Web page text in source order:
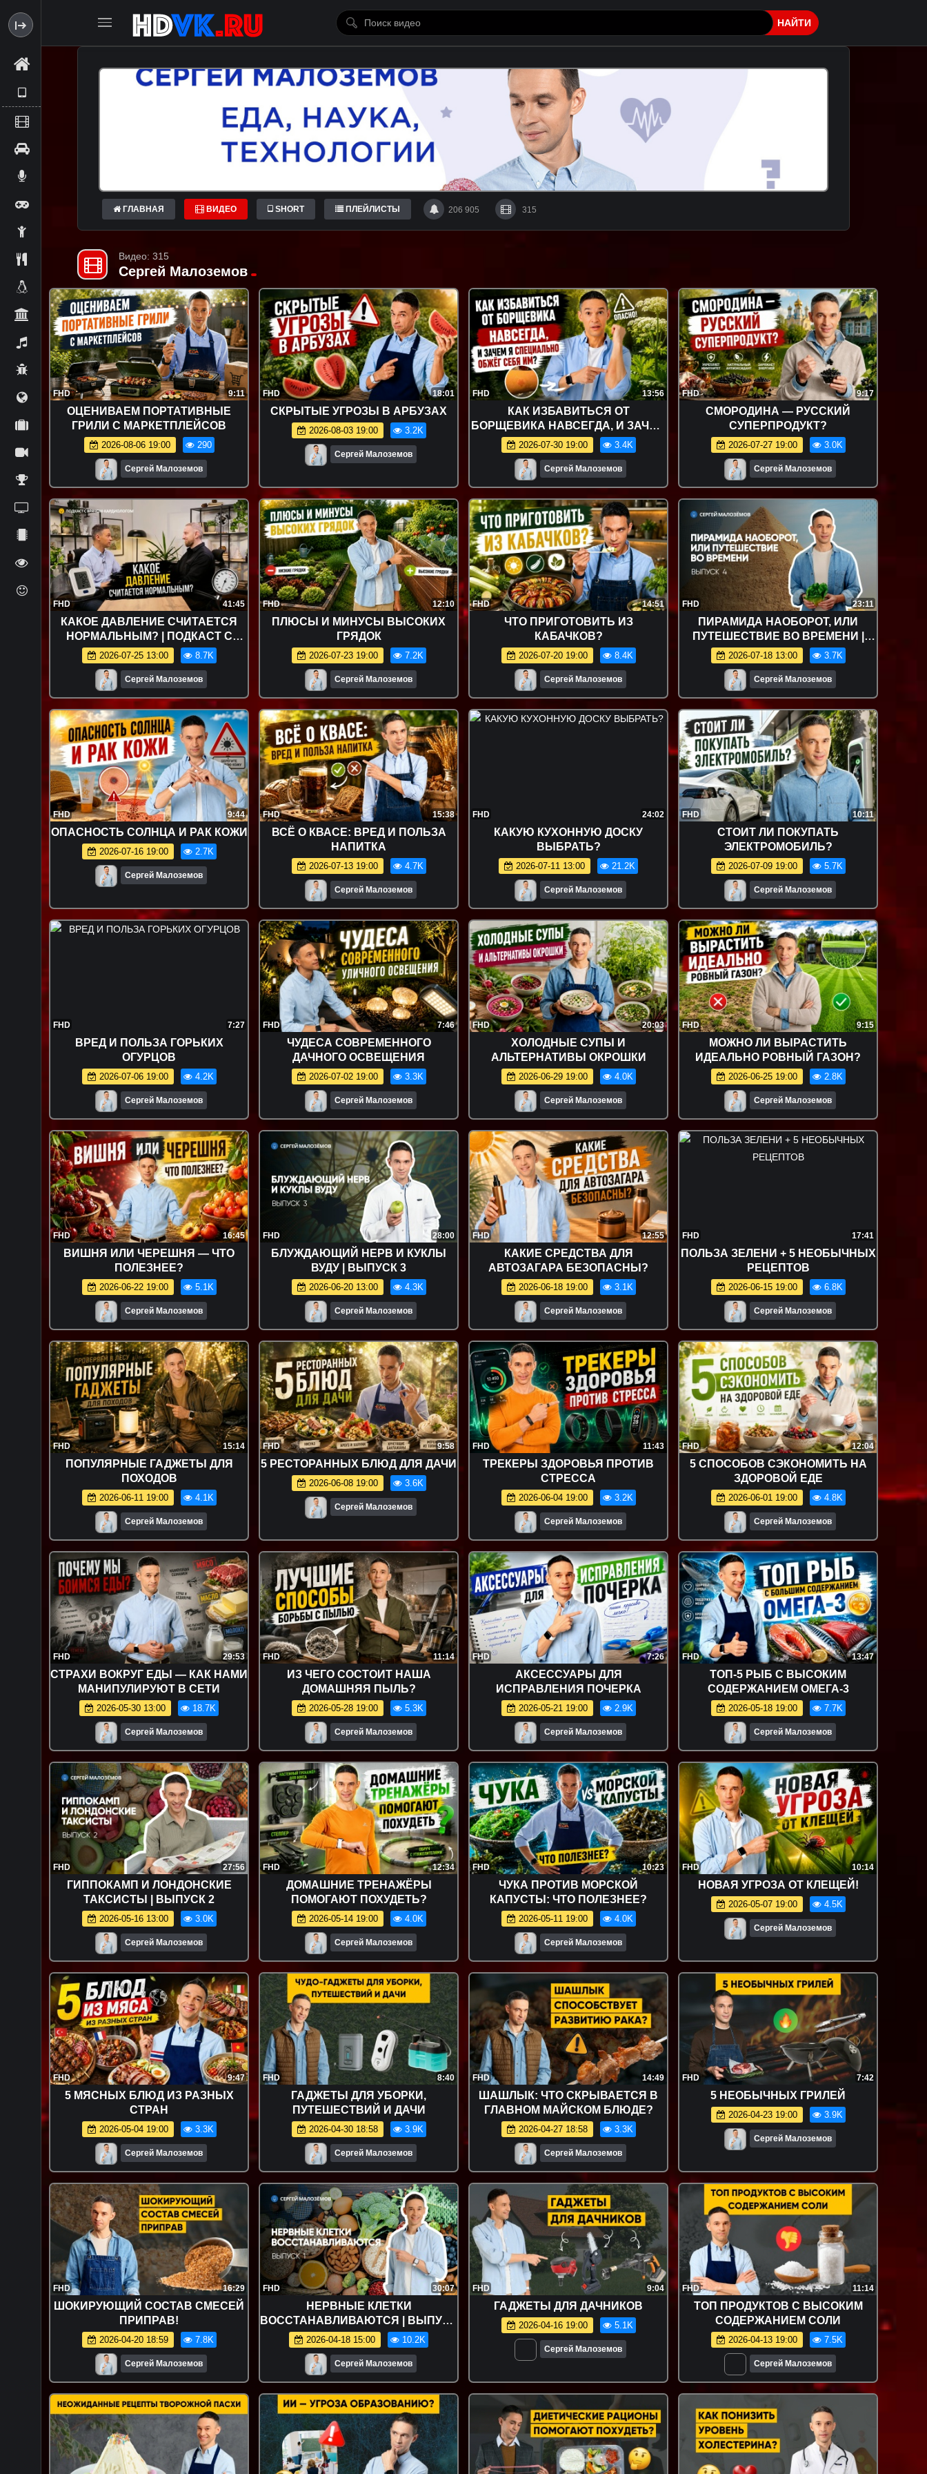
НАЙТИ
ГЛАВНАЯ ВИДЕО SHORT ПЛЕЙЛИСТЫ 206 905 315
Видео: 315
Сергей Малоземов
FHD 9:11
ОЦЕНИВАЕМ ПОРТАТИВНЫЕ
ГРИЛИ С МАРКЕТПЛЕЙСОВ
2026-08-06 19:00 290
Сергей Малоземов
FHD 18:01
СКРЫТЫЕ УГРОЗЫ В АРБУЗАХ
2026-08-03 19:00 3.2K
Сергей Малоземов
FHD 13:56
КАК ИЗБАВИТЬСЯ ОТ
БОРЩЕВИКА НАВСЕГДА, И ЗАЧЕМ
Я СПЕЦИАЛЬНО ОБЖЁГ СЕБЯ ИМ?
2026-07-30 19:00 3.4K
Сергей Малоземов
FHD 9:17
СМОРОДИНА — РУССКИЙ
СУПЕРПРОДУКТ?
2026-07-27 19:00 3.0K
Сергей Малоземов
FHD 41:45
КАКОЕ ДАВЛЕНИЕ СЧИТАЕТСЯ
НОРМАЛЬНЫМ? | ПОДКАСТ С
ВРАЧОМ-КАРДИОЛОГОМ
2026-07-25 13:00 8.7K
Сергей Малоземов
FHD 12:10
ПЛЮСЫ И МИНУСЫ ВЫСОКИХ
ГРЯДОК
2026-07-23 19:00 7.2K
Сергей Малоземов
FHD 14:51
ЧТО ПРИГОТОВИТЬ ИЗ
КАБАЧКОВ?
2026-07-20 19:00 8.4K
Сергей Малоземов
FHD 23:11
ПИРАМИДА НАОБОРОТ, ИЛИ
ПУТЕШЕСТВИЕ ВО ВРЕМЕНИ |
ВЫПУСК 4
2026-07-18 13:00 3.7K
Сергей Малоземов
FHD 9:44
ОПАСНОСТЬ СОЛНЦА И РАК КОЖИ
2026-07-16 19:00 2.7K
Сергей Малоземов
FHD 15:38
ВСЁ О КВАСЕ: ВРЕД И ПОЛЬЗА
НАПИТКА
2026-07-13 19:00 4.7K
Сергей Малоземов
FHD 24:02
КАКУЮ КУХОННУЮ ДОСКУ
ВЫБРАТЬ?
2026-07-11 13:00 21.2K
Сергей Малоземов
FHD 10:11
СТОИТ ЛИ ПОКУПАТЬ
ЭЛЕКТРОМОБИЛЬ?
2026-07-09 19:00 5.7K
Сергей Малоземов
FHD 7:27
ВРЕД И ПОЛЬЗА ГОРЬКИХ
ОГУРЦОВ
2026-07-06 19:00 4.2K
Сергей Малоземов
FHD 7:46
ЧУДЕСА СОВРЕМЕННОГО
ДАЧНОГО ОСВЕЩЕНИЯ
2026-07-02 19:00 3.3K
Сергей Малоземов
FHD 20:03
ХОЛОДНЫЕ СУПЫ И
АЛЬТЕРНАТИВЫ ОКРОШКИ
2026-06-29 19:00 4.0K
Сергей Малоземов
FHD 9:15
МОЖНО ЛИ ВЫРАСТИТЬ
ИДЕАЛЬНО РОВНЫЙ ГАЗОН?
2026-06-25 19:00 2.8K
Сергей Малоземов
FHD 16:45
ВИШНЯ ИЛИ ЧЕРЕШНЯ — ЧТО
ПОЛЕЗНЕЕ?
2026-06-22 19:00 5.1K
Сергей Малоземов
FHD 28:00
БЛУЖДАЮЩИЙ НЕРВ И КУКЛЫ
ВУДУ | ВЫПУСК 3
2026-06-20 13:00 4.3K
Сергей Малоземов
FHD 12:55
КАКИЕ СРЕДСТВА ДЛЯ
АВТОЗАГАРА БЕЗОПАСНЫ?
2026-06-18 19:00 3.1K
Сергей Малоземов
FHD 17:41
ПОЛЬЗА ЗЕЛЕНИ + 5 НЕОБЫЧНЫХ
РЕЦЕПТОВ
2026-06-15 19:00 6.8K
Сергей Малоземов
FHD 15:14
ПОПУЛЯРНЫЕ ГАДЖЕТЫ ДЛЯ
ПОХОДОВ
2026-06-11 19:00 4.1K
Сергей Малоземов
FHD 9:58
5 РЕСТОРАННЫХ БЛЮД ДЛЯ ДАЧИ
2026-06-08 19:00 3.6K
Сергей Малоземов
FHD 11:43
ТРЕКЕРЫ ЗДОРОВЬЯ ПРОТИВ
СТРЕССА
2026-06-04 19:00 3.2K
Сергей Малоземов
FHD 12:04
5 СПОСОБОВ СЭКОНОМИТЬ НА
ЗДОРОВОЙ ЕДЕ
2026-06-01 19:00 4.8K
Сергей Малоземов
FHD 29:53
СТРАХИ ВОКРУГ ЕДЫ — КАК НАМИ
МАНИПУЛИРУЮТ В СЕТИ
2026-05-30 13:00 18.7K
Сергей Малоземов
FHD 11:14
ИЗ ЧЕГО СОСТОИТ НАША
ДОМАШНЯЯ ПЫЛЬ?
2026-05-28 19:00 5.3K
Сергей Малоземов
FHD 7:26
АКСЕССУАРЫ ДЛЯ
ИСПРАВЛЕНИЯ ПОЧЕРКА
2026-05-21 19:00 2.9K
Сергей Малоземов
FHD 13:47
ТОП-5 РЫБ С ВЫСОКИМ
СОДЕРЖАНИЕМ ОМЕГА-3
2026-05-18 19:00 7.7K
Сергей Малоземов
FHD 27:56
ГИППОКАМП И ЛОНДОНСКИЕ
ТАКСИСТЫ | ВЫПУСК 2
2026-05-16 13:00 3.0K
Сергей Малоземов
FHD 12:34
ДОМАШНИЕ ТРЕНАЖЁРЫ
ПОМОГАЮТ ПОХУДЕТЬ?
2026-05-14 19:00 4.0K
Сергей Малоземов
FHD 10:23
ЧУКА ПРОТИВ МОРСКОЙ
КАПУСТЫ: ЧТО ПОЛЕЗНЕЕ?
2026-05-11 19:00 4.0K
Сергей Малоземов
FHD 10:14
НОВАЯ УГРОЗА ОТ КЛЕЩЕЙ!
2026-05-07 19:00 4.5K
Сергей Малоземов
FHD 9:47
5 МЯСНЫХ БЛЮД ИЗ РАЗНЫХ
СТРАН
2026-05-04 19:00 3.3K
Сергей Малоземов
FHD 8:40
ГАДЖЕТЫ ДЛЯ УБОРКИ,
ПУТЕШЕСТВИЙ И ДАЧИ
2026-04-30 18:58 3.9K
Сергей Малоземов
FHD 14:49
ШАШЛЫК: ЧТО СКРЫВАЕТСЯ В
ГЛАВНОМ МАЙСКОМ БЛЮДЕ?
2026-04-27 18:58 3.3K
Сергей Малоземов
FHD 7:42
5 НЕОБЫЧНЫХ ГРИЛЕЙ
2026-04-23 19:00 3.9K
Сергей Малоземов
FHD 16:29
ШОКИРУЮЩИЙ СОСТАВ СМЕСЕЙ
ПРИПРАВ!
2026-04-20 18:59 7.8K
Сергей Малоземов
FHD 30:07
НЕРВНЫЕ КЛЕТКИ
ВОССТАНАВЛИВАЮТСЯ | ВЫПУСК
1
2026-04-18 15:00 10.2K
Сергей Малоземов
FHD 9:04
ГАДЖЕТЫ ДЛЯ ДАЧНИКОВ
2026-04-16 19:00 5.1K
Сергей Малоземов
FHD 11:14
ТОП ПРОДУКТОВ С ВЫСОКИМ
СОДЕРЖАНИЕМ СОЛИ
2026-04-13 19:00 7.5K
Сергей Малоземов